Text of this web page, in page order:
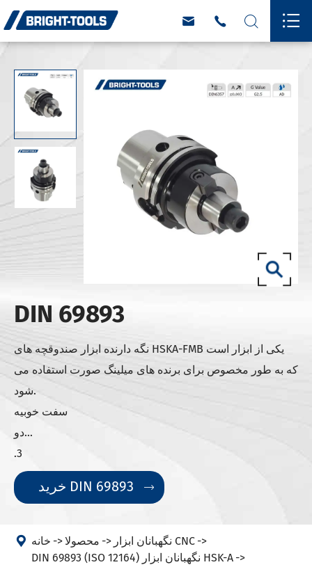
   
DIN 69893
نگه دارنده ابزار صندوقچه های HSKA-FMB یکی از ابزار است
که به طور مخصوص برای برنده های میلینگ صورت استفاده می
شود.
سفت خوبيه
دو...
.3
خرید DIN 69893 
 خانه محصولا
نگهبانان ابزار CNC
DIN 69893 (ISO 12164) نگهبانان ابزار HSK-A